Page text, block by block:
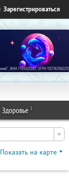
Зарегистрироваться
Здоровье 1
Показать на карте